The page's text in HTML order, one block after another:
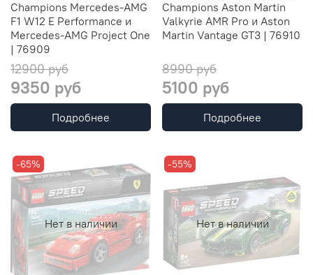
Champions Mercedes-AMG
F1 W12 E Performance и
Mercedes-AMG Project One
| 76909
12900 руб
9350 руб
Подробнее
Champions Aston Martin
Valkyrie AMR Pro и Aston
Martin Vantage GT3 | 76910
8990 руб
5100 руб
Подробнее
Нет в наличии
-65%
Нет в наличии
-55%